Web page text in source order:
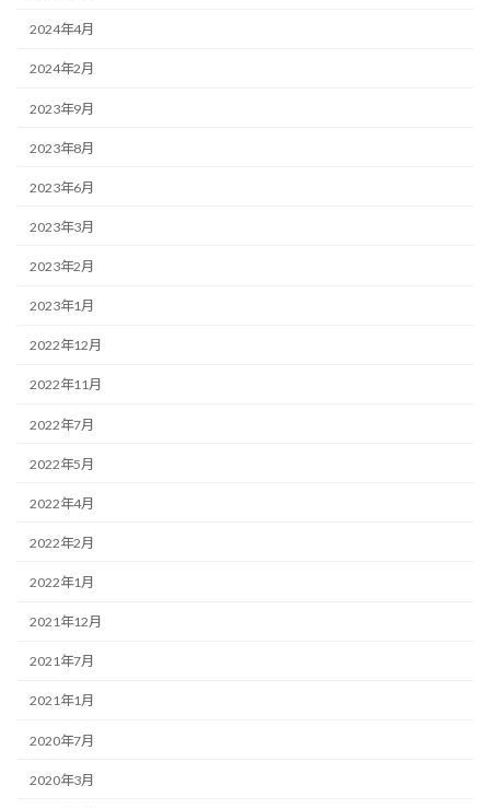
2024年4月
2024年2月
2023年9月
2023年8月
2023年6月
2023年3月
2023年2月
2023年1月
2022年12月
2022年11月
2022年7月
2022年5月
2022年4月
2022年2月
2022年1月
2021年12月
2021年7月
2021年1月
2020年7月
2020年3月